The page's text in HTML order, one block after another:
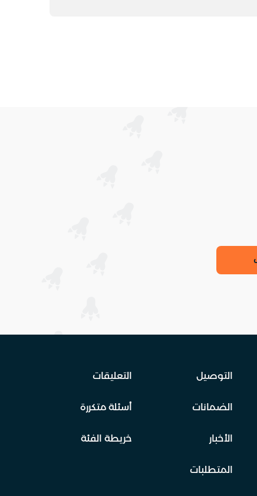
التوصيل
الضمانات
الأخبار
المتطلبات
التعليقات
أسئلة متكررة
خريطة الفئة